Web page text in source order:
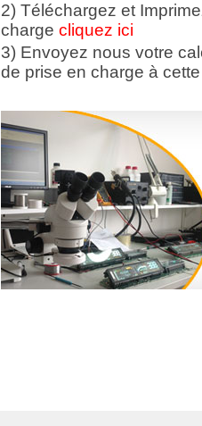
2) Téléchargez et
charge cliquez ici
3) Envoyez nous votre
de prise en charge à